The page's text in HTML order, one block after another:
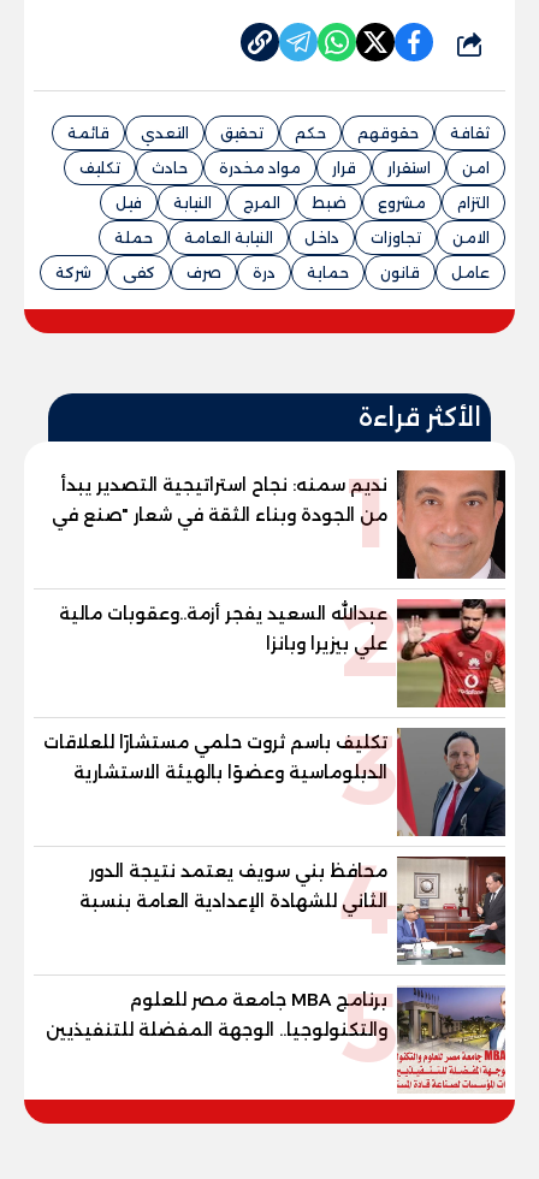
شارك
ثقافة حقوقهم حكم تحقيق التعدي
قائمة
امن
استقرار قرار مواد مخدرة حادث
تكليف
التزام
مشروع ضبط المرج النيابة
فيل
الامن
تجاوزات داخل النيابة العامة
حملة
عامل
قانون حماية درة صرف كفى شركة
الأكثر قراءة
1
نديم سمنه: نجاح استراتيجية التصدير يبدأ
من الجودة وبناء الثقة في شعار "صنع في
مصر"
2
عبدالله السعيد يفجر أزمة..وعقوبات مالية
علي بيزيرا وبانزا
3
تكليف باسم ثروت حلمي مستشارًا للعلاقات
الدبلوماسية وعضوًا بالهيئة الاستشارية
العليا لمنظمة «جاد جمينت يوإن»
4
محافظ بني سويف يعتمد نتيجة الدور
الثاني للشهادة الإعدادية العامة بنسبة
والنور للمكفوفين
5
برنامج MBA جامعة مصر للعلوم
والتكنولوجيا.. الوجهة المفضلة للتنفيذيين
وقيادات المؤسسات لصناعة قادة